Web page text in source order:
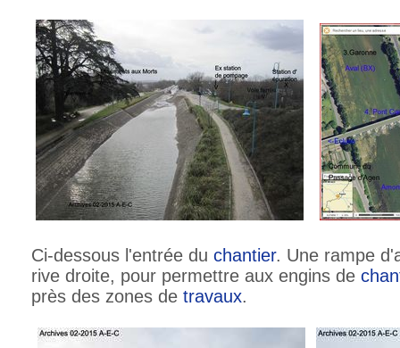
Ci-dessous l'entrée du chantier. Une rampe
rive droite, pour permettre aux engins de
près des zones de travaux.